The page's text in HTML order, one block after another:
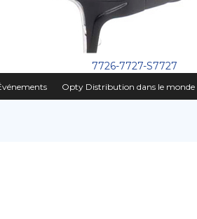
7726-7727-S7727
Opty Distribution dans le monde